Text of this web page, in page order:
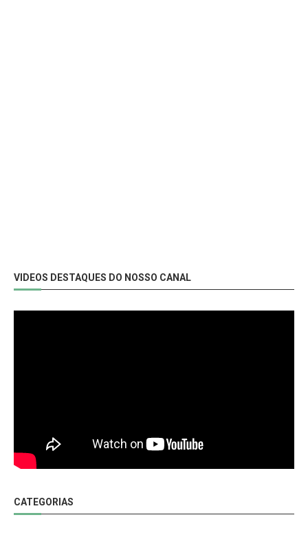
VIDEOS DESTAQUES DO NOSSO CANAL
CATEGORIAS